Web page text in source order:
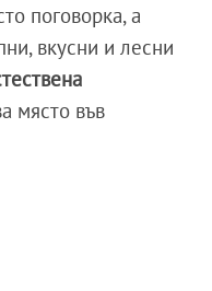
поговорка, а
вкусни и лесни
място във